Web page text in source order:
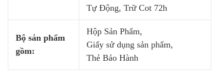
Tự Động, Trữ Cot 72h
Bộ sản phẩm
gồm:
Hộp Sản Phẩm,
Giấy sử dụng sản phẩm,
Thẻ Bảo Hành